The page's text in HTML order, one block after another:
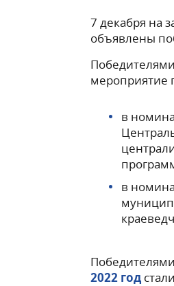
7 декабря на
объявлены
мероприятие
в
в
2022 год